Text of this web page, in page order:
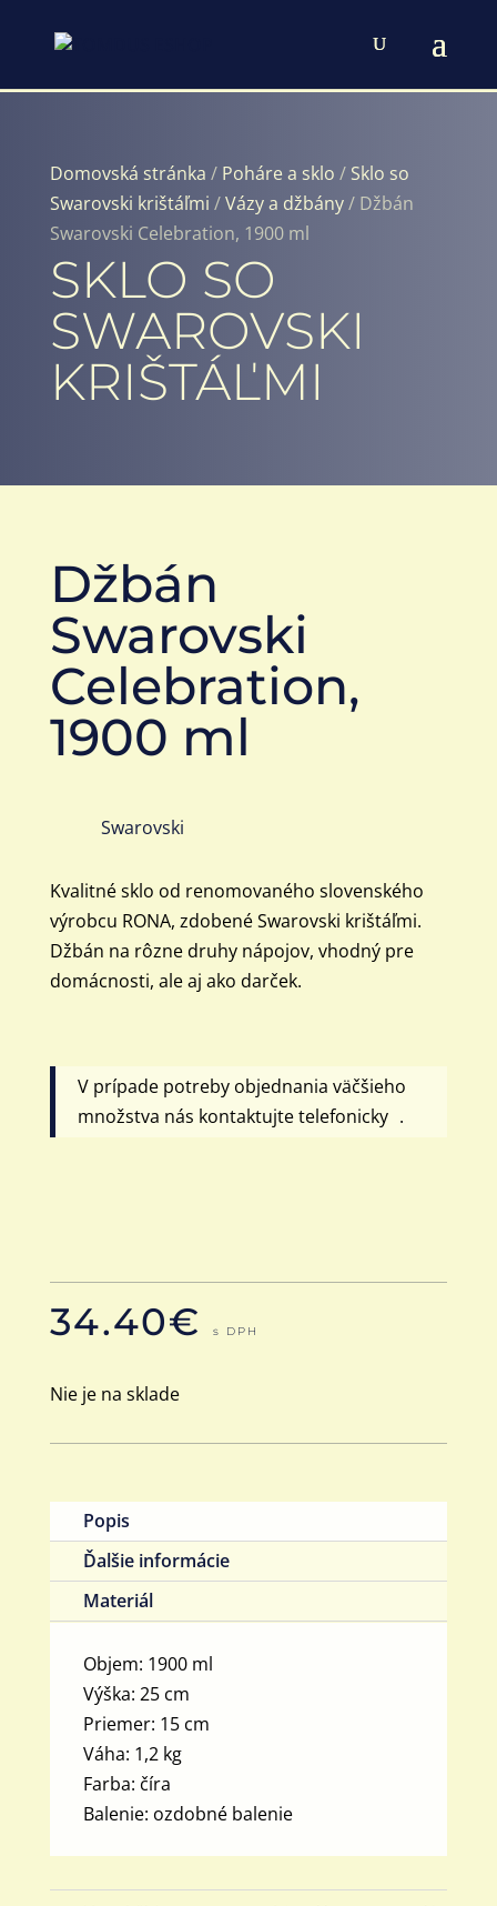
Domovská stránka / Poháre a sklo / Sklo so
Swarovski krištáľmi /Vázy a džbány/ Džbán
Swarovski Celebration, 1900 ml
SKLO SO
SWAROVSKI
KRIŠTÁĽMI
Džbán
Swarovski
Celebration,
1900 ml
Swarovski
Kvalitné sklo od renomovaného slovenského
výrobcu RONA, zdobené Swarovski krištáľmi.
Džbán na rôzne druhy nápojov, vhodný pre
domácnosti, ale aj ako darček.
V prípade potreby objednania väčšieho
množstva nás kontaktujte telefonicky .
34.40€ s DPH
Nie je na sklade
Popis
Ďalšie informácie
Materiál
Objem: 1900 ml
Výška: 25 cm
Priemer: 15 cm
Váha: 1,2 kg
Farba: číra
Balenie: ozdobné balenie